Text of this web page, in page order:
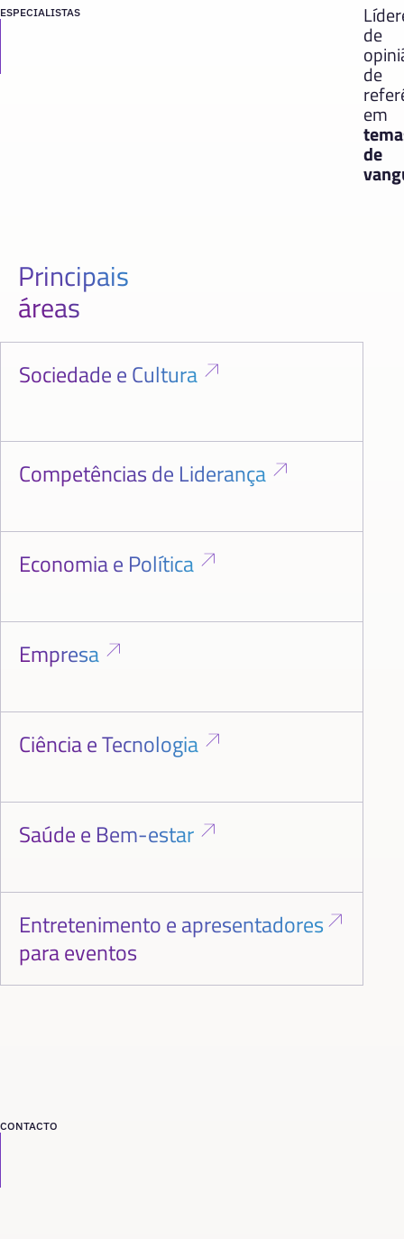
ESPECIALISTAS
de
de
em
de
Principais
áreas
Sociedade e Cultura
Competências de Liderança
Economia e Política
Empresa
Ciência e Tecnologia
Saúde e Bem-estar
Entretenimento e apresentadores
para eventos
CONTACTO